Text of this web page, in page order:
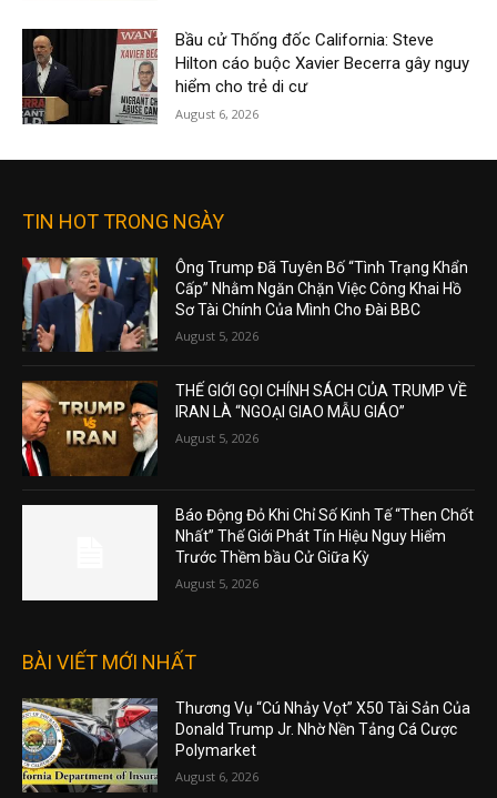
Bầu cử Thống đốc California: Steve
Hilton cáo buộc Xavier Becerra gây nguy
hiểm cho trẻ di cư
August 6, 2026
TIN HOT TRONG NGÀY
Ông Trump Đã Tuyên Bố “Tình Trạng Khẩn
Cấp” Nhằm Ngăn Chặn Việc Công Khai Hồ
Sơ Tài Chính Của Mình Cho Đài BBC
August 5, 2026
THẾ GIỚI GỌI CHÍNH SÁCH CỦA TRUMP VỀ
IRAN LÀ “NGOẠI GIAO MẪU GIÁO”
August 5, 2026
Báo Động Đỏ Khi Chỉ Số Kinh Tế “Then Chốt
Nhất” Thế Giới Phát Tín Hiệu Nguy Hiểm
Trước Thềm bầu Cử Giữa Kỳ
August 5, 2026
BÀI VIẾT MỚI NHẤT
Thương Vụ “Cú Nhảy Vọt” X50 Tài Sản Của
Donald Trump Jr. Nhờ Nền Tảng Cá Cược
Polymarket
August 6, 2026